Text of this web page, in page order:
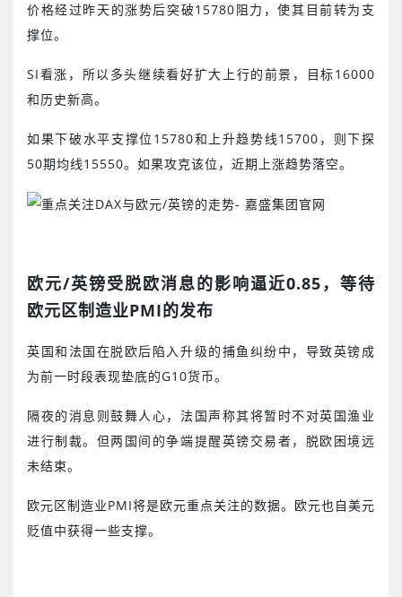
价格经过昨天的涨势后突破15780阻力，使其目前转为支
撑位。
SI看涨，所以多头继续看好扩大上行的前景，目标16000
和历史新高。
如果下破水平支撑位 15780和上升趋势线15700 ，则下探
50期均线15550。如果攻克该位，近期上涨趋势落空。
欧元/英镑受脱欧消息的影响逼近0.85 ，等待
欧元区制造业PMI的发布
英国和法国在脱欧后陷入升级的捕鱼纠纷中，导致英镑成
为前一时段表现垫底的G10货币。
隔夜的消息则鼓舞人心，法国声称其将暂时不对英国渔业
进行制裁。但两国间的争端提醒英镑交易者，脱欧困境远
未结束。
欧元区制造业PMI将是欧元重点关注的数据。欧元也自美元
贬值中获得一些支撑。